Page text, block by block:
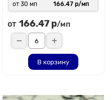
от 30 мп
166.47 р/мп
от 166.47 р/мп
В корзину